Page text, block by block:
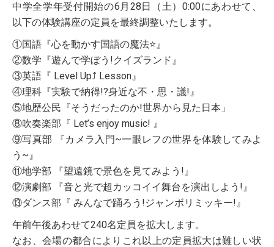
受験生の方へ
在校生・保護者の方へ
卒業生の方へ
ご支援のお願い
中学全学年受付開始の6月28日（土）0:00にあわせて、
以下の体験講座の定員を最終調整いたします。
①国語『心を動かす国語の魔法⭐』
②数学『遊んで学ぼう!クイズランド』
③英語『 Level Up⤴ Lesson』
④理科『実験で納得!?身近な不・思・議!』
⑤地歴公民『そうだったのか!世界から見た日本」
⑧吹奏楽部『 Let’s enjoy music! 』
⑨写真部 『カメラ入門~一眼レフの世界を体験してみよ
う~』
⑪地学部 『望遠鏡で景色を見てみよう!』
⑫演劇部 『音と光で超カッコイイ舞台を演出しよう!』
⑬ダンス部『 みんなで踊ろう!ジャンボリミッキー!』
午前午後あわせて240名定員を拡大します。
なお、会場の都合によりこれ以上の定員拡大は難しい状